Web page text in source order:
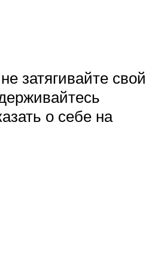
затягивайте свой
о себе на